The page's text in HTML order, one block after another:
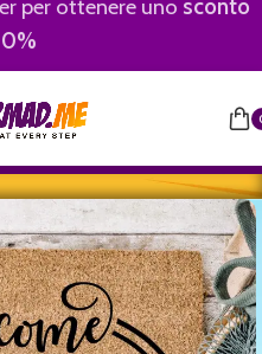
per ottenere uno sconto